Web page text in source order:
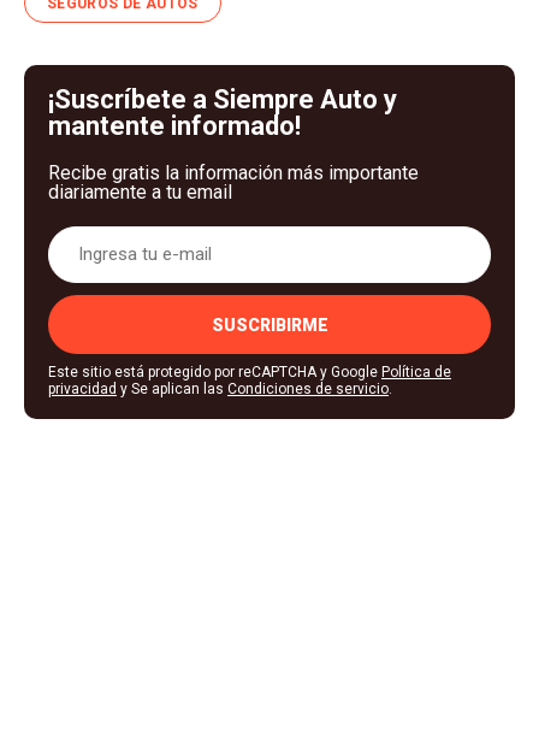
SEGUROS DE AUTOS
¡Suscríbete a Siempre Auto y
mantente informado!
Recibe gratis la información más importante
diariamente a tu email
SUSCRIBIRME
Este sitio está protegido por reCAPTCHA y Google Política de
privacidad y Se aplican las Condiciones de servicio.